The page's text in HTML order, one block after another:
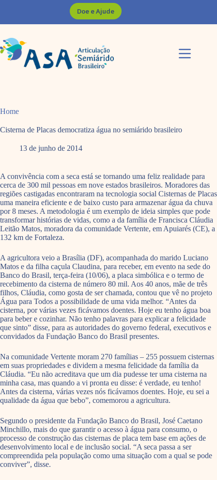
Doe e Ajude
Home
Cisterna de Placas democratiza água no semiárido brasileiro
13 de junho de 2014
A convivência com a seca está se tornando uma feliz realidade para
cerca de 300 mil pessoas em nove estados brasileiros. Moradores das
regiões castigadas encontraram na tecnologia social Cisternas de Placas
uma maneira eficiente e de baixo custo para armazenar água da chuva
por 8 meses. A metodologia é um exemplo de ideia simples que pode
transformar histórias de vidas, como a da família de Francisca Cláudia
Leitão Matos, moradora da comunidade Vertente, em Apuiarés (CE), a
132 km de Fortaleza.
A agricultora veio a Brasília (DF), acompanhada do marido Luciano
Matos e da filha caçula Claudina, para receber, em evento na sede do
Banco do Brasil, terça-feira (10/06), a placa simbólica e o termo de
recebimento da cisterna de número 80 mil. Aos 40 anos, mãe de três
filhos, Cláudia, como gosta de ser chamada, contou que vê no projeto
Água para Todos a possibilidade de uma vida melhor. “Antes da
cisterna, por várias vezes ficávamos doentes. Hoje eu tenho água boa
para beber e cozinhar. Não tenho palavras para explicar a felicidade
que sinto” disse, para as autoridades do governo federal, executivos e
convidados da Fundação Banco do Brasil presentes.
Na comunidade Vertente moram 270 famílias – 255 possuem cisternas
em suas propriedades e dividem a mesma felicidade da família da
Cláudia. “Eu não acreditava que um dia pudesse ter uma cisterna na
minha casa, mas quando a vi pronta eu disse: é verdade, eu tenho!
Antes da cisterna, várias vezes nós ficávamos doentes. Hoje, eu sei a
qualidade da água que bebo”, comemorou a agricultura.
Segundo o presidente da Fundação Banco do Brasil, José Caetano
Minchillo, mais do que garantir o acesso à água para consumo, o
processo de construção das cisternas de placa tem base em ações de
desenvolvimento local e de inclusão social. “A seca passa a ser
compreendida pela população como uma situação com a qual se pode
conviver”, disse.